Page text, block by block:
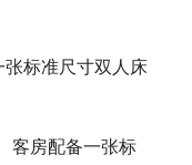
标准尺寸双人床
客房配备一张标